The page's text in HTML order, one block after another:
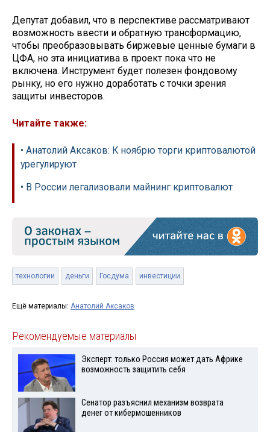
Депутат добавил, что в перспективе рассматривают
возможность ввести и обратную трансформацию,
чтобы преобразовывать биржевые ценные бумаги в
ЦФА, но эта инициатива в проект пока что не
включена. Инструмент будет полезен фондовому
рынку, но его нужно доработать с точки зрения
защиты инвесторов.
Читайте также:
• Анатолий Аксаков: К ноябрю торги криптовалютой
урегулируют
• В России легализовали майнинг криптовалют
технологии деньги Госдума инвестиции
Ещё материалы: Анатолий Аксаков
Рекомендуемые материалы
Эксперт: только Россия может дать Африке
возможность защитить себя
Сенатор разъяснил механизм возврата
денег от кибермошенников